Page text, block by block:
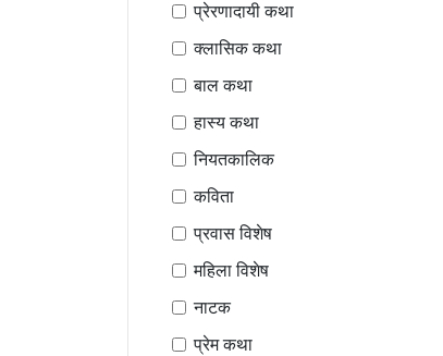
प्रेरणादायी कथा
क्लासिक कथा
बाल कथा
हास्य कथा
नियतकालिक
कविता
प्रवास विशेष
महिला विशेष
नाटक
प्रेम कथा